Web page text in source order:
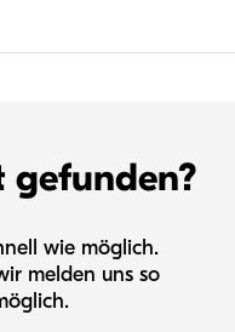
gefunden?
wie möglich.
melden uns so